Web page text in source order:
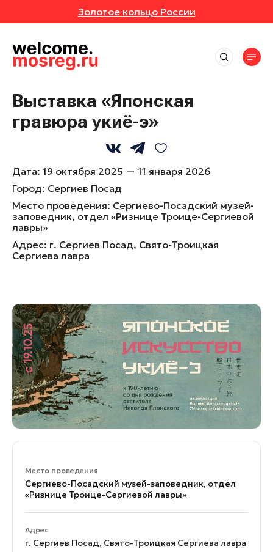
Золотое кольцо России
Места
Отели
Рестораны
Природа и животные
Отдохнуть и выспаться
Рыбалка
Фермы
Глэмпинги
Горнолыжные клубы
Экскурсионные маршруты
Спортивные маршруты
Народные художественные промыслы
Детские маршруты
Москва + Подмосковье: два ритма
идеального путешествия
Автомобильные маршруты
События
Выставки
Фестивали
Концерты
Экскурсии
Мастер-классы
Спектакли
Новости
Музеи
Гиды
Туроператоры
Инвестиционный портал
Федоскинская фабрика
Пикник в Подмосковье
Золотое кольцо России
Войти
КЛАССЫ
ПРОФИЛЯ
Выставка «Японская
гравюра укиё-э»
Дата:19 октября 2025 — 11 января 2026
Город: Сергиев Посад
Место проведения: Сергиево-Посадский музей-
заповедник, отдел «Ризнице Троице-Сергиевой
лавры»
Адрес: г. Сергиев Посад, Свято-Троицкая
Сергиева лавра
Место проведения
Сергиево-Посадский музей-заповедник, отдел
«Ризнице Троице-Сергиевой лавры»
Адрес
г. Сергиев Посад, Свято-Троицкая Сергиева лавра